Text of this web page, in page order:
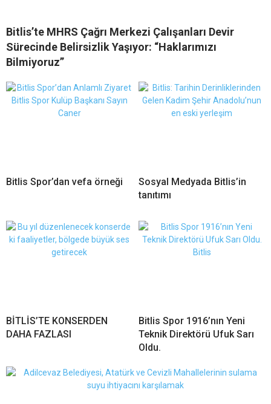
Bitlis’te MHRS Çağrı Merkezi Çalışanları Devir
Sürecinde Belirsizlik Yaşıyor: “Haklarımızı
Bilmiyoruz”
Bitlis Spor’dan vefa örneği
Sosyal Medyada Bitlis’in
tanıtımı
BİTLİS’TE KONSERDEN
DAHA FAZLASI
Bitlis Spor 1916’nın Yeni
Teknik Direktörü Ufuk Sarı
Oldu.